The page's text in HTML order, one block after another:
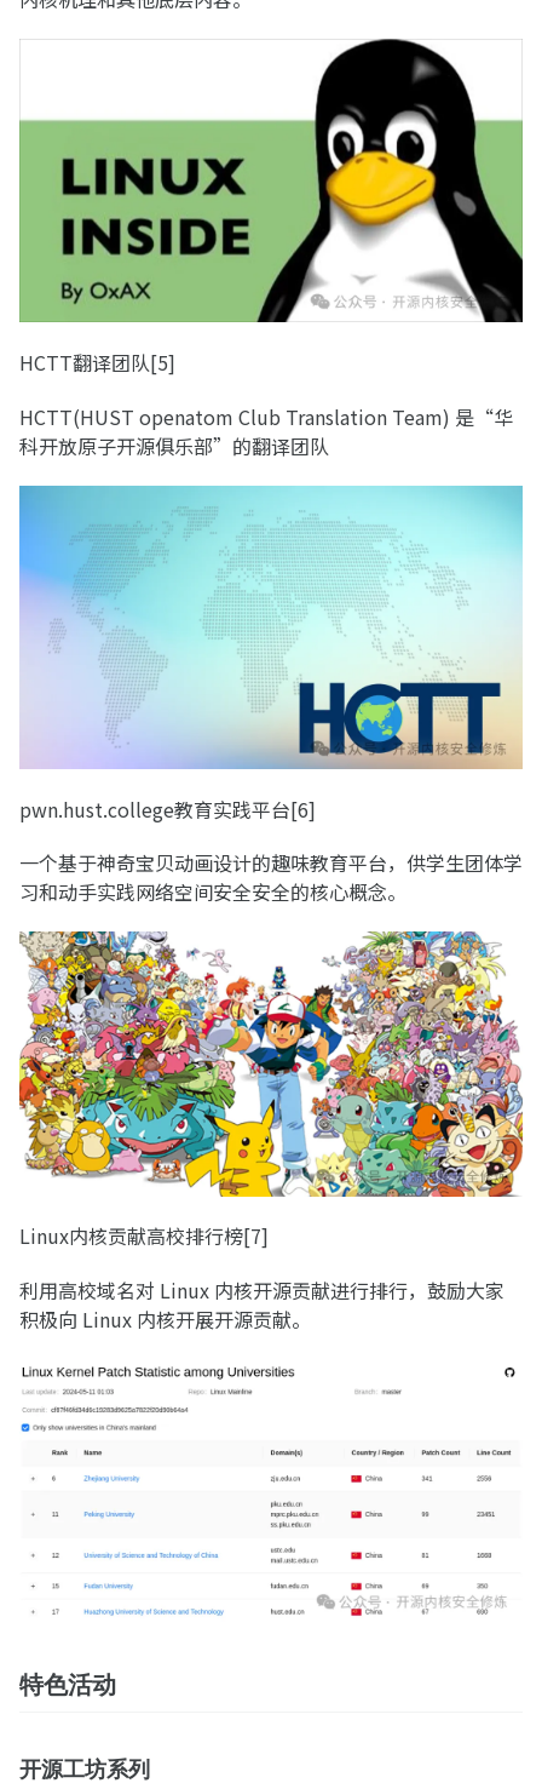
HCTT翻译团队[5]
HCTT(HUST openatom Club Translation Team) 是“华
科开放原子开源俱乐部”的翻译团队
pwn.hust.college教育实践平台[6]
一个基于神奇宝贝动画设计的趣味教育平台，供学生团体学
习和动手实践网络空间安全安全的核心概念。
Linux内核贡献高校排行榜[7]
利用高校域名对 Linux 内核开源贡献进行排行，鼓励大家
积极向 Linux 内核开展开源贡献。
特色活动
开源工坊系列